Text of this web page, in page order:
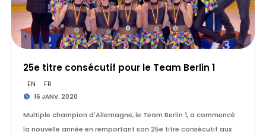
25e titre consécutif pour le Team Berlin 1
EN FR
16 JANV. 2020
Multiple champion d'Allemagne, le Team Berlin 1, a commencé
la nouvelle année en remportant son 25e titre consécutif aux